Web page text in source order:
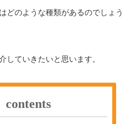
どのような種類があるのでしょう
していきたいと思います。
contents